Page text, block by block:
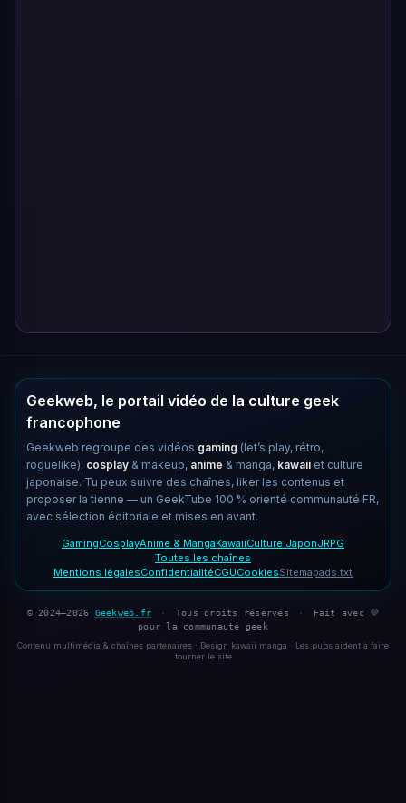
Geekweb, le portail vidéo de la culture geek
francophone
Geekweb regroupe des vidéos gaming (let’s play, rétro,
roguelike), cosplay & makeup, anime & manga, kawaii et culture
japonaise. Tu peux suivre des chaînes, liker les contenus et
proposer la tienne — un GeekTube 100 % orienté communauté FR,
avec sélection éditoriale et mises en avant.
GamingCosplayAnime & MangaKawaiiCulture JaponJRPG
Toutes les chaînes
Mentions légalesConfidentialitéCGUCookiesSitemapads.txt
© 2024–2026 Geekweb.fr · Tous droits réservés ·
Fait avec 💜
pour la communauté geek
Contenu multimédia & chaînes partenaires · Design kawaii manga · Les pubs aident à faire
tourner le site